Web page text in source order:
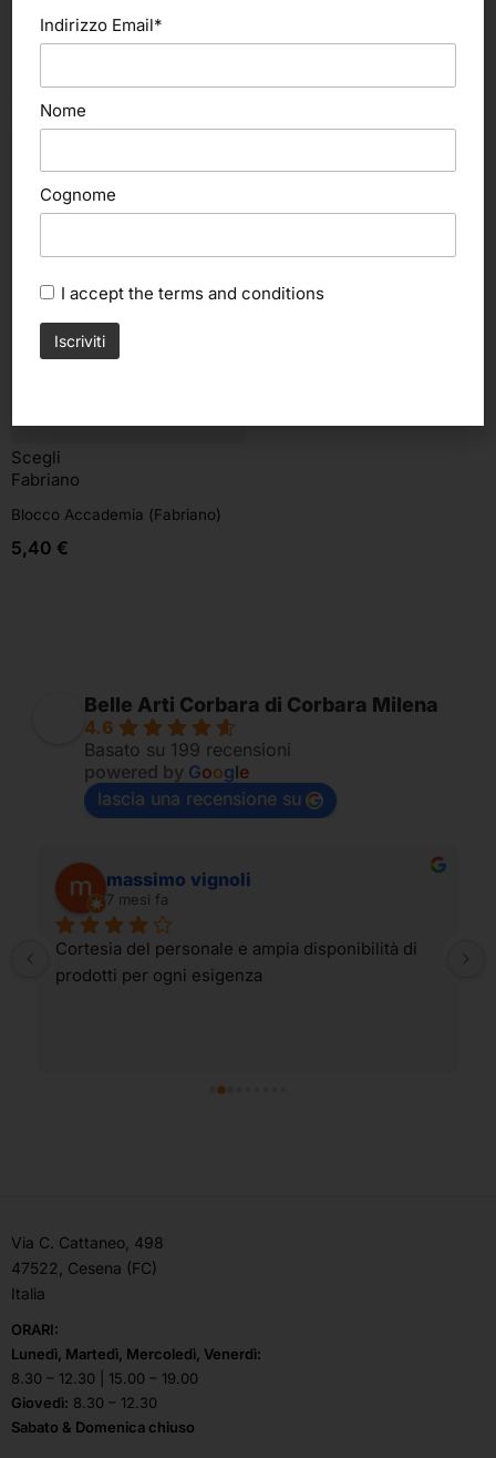
altri nostri prodotti
Scegli
Fabriano
Blocco Accademia (Fabriano)
5,40 €
Scegli
6,40€
Belle Arti Corbara di Corbara Milena
4.6
Basato su 199 recensioni
powered by Google
lascia una recensione su
massimo vignoli
7 mesi fa
Cortesia del personale e ampia disponibilità di
prodotti per ogni esigenza
Via C. Cattaneo, 498
47522, Cesena (FC)
Italia
ORARI:
Lunedì, Martedì, Mercoledì, Venerdì:
8.30 – 12.30 | 15.00 – 19.00
Giovedì: 8.30 – 12.30
Sabato & Domenica chiuso
Indirizzo Email*
Nome
Cognome
I accept the terms and conditions